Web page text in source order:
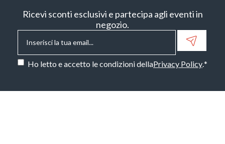
Ricevi sconti esclusivi e partecipa agli eventi in
negozio.
Email*
Consenso*
Ho letto e accetto le condizioni dellaPrivacy Policy*